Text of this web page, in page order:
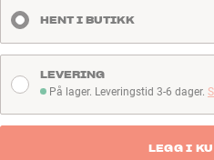
Bygg med lyd
HENT I BUTIKK
På lager. Leveringstid 3-6 dager
På lager. Leveringstid 3-6 dager.
LEVERING
LEGG I